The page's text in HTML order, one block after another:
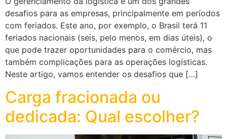
desafios para as empresas, principalmente em períodos
com feriados. Este ano, por exemplo, o Brasil terá 11
feriados nacionais (seis, pelo menos, em dias úteis), o
que pode trazer oportunidades para o comércio, mas
também complicações para as operações logísticas.
Neste artigo, vamos entender os desafios que […]
Carga fracionada ou
dedicada: Qual escolher?